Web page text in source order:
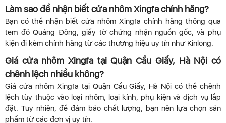
Làm sao để nhận biết cửa nhôm Xingfa chính hãng?
Bạn có thể nhận biết cửa nhôm Xingfa chính hãng thông qua
tem đỏ Quảng Đông, giấy tờ chứng nhận nguồn gốc, và phụ
kiện đi kèm chính hãng từ các thương hiệu uy tín như Kinlong.
Giá cửa nhôm Xingfa tại Quận Cầu Giấy, Hà Nội có
chênh lệch nhiều không?
Giá cửa nhôm Xingfa tại Quận Cầu Giấy, Hà Nội có thể chênh
lệch tùy thuộc vào loại nhôm, loại kính, phụ kiện và dịch vụ lắp
đặt. Tuy nhiên, để đảm bảo chất lượng, bạn nên lựa chọn sản
phẩm từ các đơn vị uy tín.